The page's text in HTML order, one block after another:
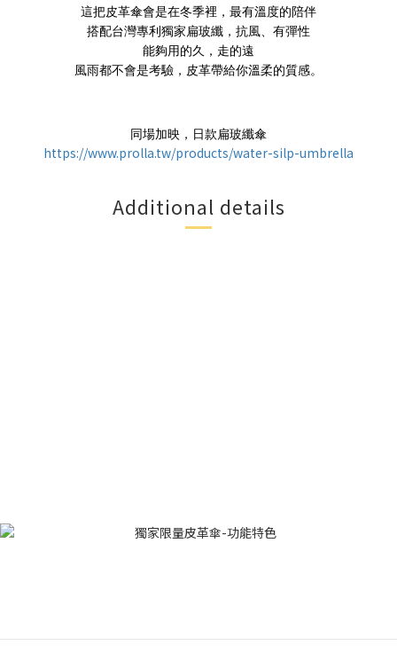
這把皮革傘會是在冬季裡，最有溫度的陪伴
搭配台灣專利獨家扁玻纖，抗風、有彈性
能夠用的久，走的遠
風雨都不會是考驗，皮革帶給你溫柔的質感。
同場加映，日款扁玻纖傘
https://www.prolla.tw/products/water-silp-umbrella
Additional details